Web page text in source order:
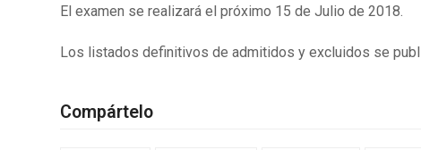
El examen se realizará el próximo 15 de Julio de 2018.
Los listados definitivos de admitidos y excluidos se
Compártelo